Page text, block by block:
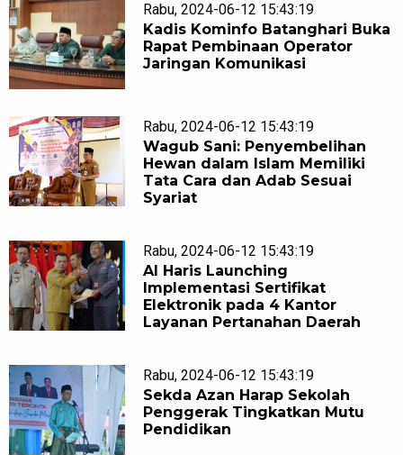
Rabu, 2024-06-12 15:43:19
Kadis Kominfo Batanghari Buka
Rapat Pembinaan Operator
Jaringan Komunikasi
Rabu, 2024-06-12 15:43:19
Wagub Sani: Penyembelihan
Hewan dalam Islam Memiliki
Tata Cara dan Adab Sesuai
Syariat
Rabu, 2024-06-12 15:43:19
Al Haris Launching
Implementasi Sertifikat
Elektronik pada 4 Kantor
Layanan Pertanahan Daerah
Rabu, 2024-06-12 15:43:19
Sekda Azan Harap Sekolah
Penggerak Tingkatkan Mutu
Pendidikan